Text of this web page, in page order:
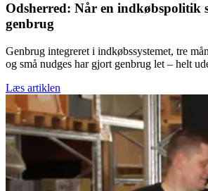
Odsherred: Når en indkøbspolitik
genbrug
Genbrug integreret i indkøbssystemet, tre
og små nudges har gjort genbrug let – helt
Læs artiklen